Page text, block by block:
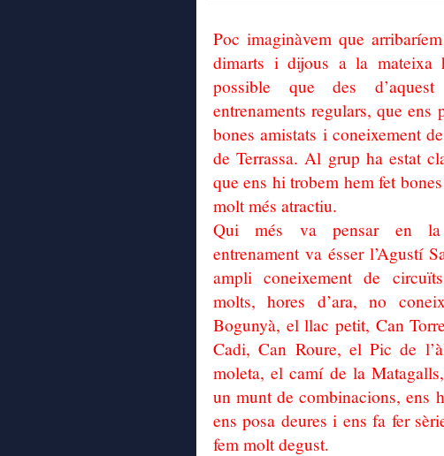
Poc imaginàvem que
dimarts i dijous a la mateixa
possible que des
entrenaments regulars, que ens
bones amistats i coneixement
de Terrassa. Al grup ha estat
que ens hi trobem hem fet
molt més atractiu.
Qui més va pensar en la
entrenament va ésser l’Agustí
ampli coneixement de
molts, hores d’ara, no
Bogunyà, el llac petit, Can
Cadi, Can Roure, el Pic de
moleta, el camí de la
un munt de combinacions, ens
ens posa deures i ens fa fer
fem molt degust.